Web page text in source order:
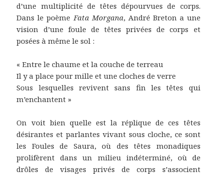
d’une multiplicité de têtes dépourvues de corps.
Dans le poème Fata Morgana, André Breton a une
vision d’une foule de têtes privées de corps et
posées à même le sol :
« Entre le chaume et la couche de terreau
Il y a place pour mille et une cloches de verre
Sous lesquelles revivent sans fin les têtes qui
m’enchantent »
On voit bien quelle est la réplique de ces têtes
désirantes et parlantes vivant sous cloche, ce sont
les Foules de Saura, où des têtes monadiques
prolifèrent dans un milieu indéterminé, où de
drôles de visages privés de corps s’associent